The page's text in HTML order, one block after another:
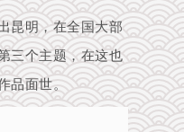
昆明，在全国大部
三个主题，在这也
品面世。